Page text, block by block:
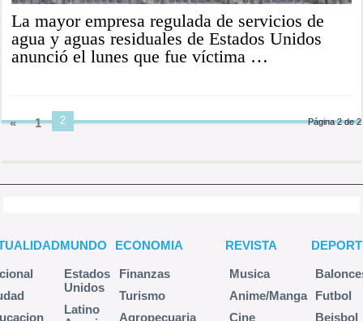
La mayor empresa regulada de servicios de
agua y aguas residuales de Estados Unidos
anunció el lunes que fue víctima …
Página 2 de 2
« 1 2
MUNDO
Estados
Unidos
Latino
ECONOMIA
Finanzas
Turismo
Agropecuaria
REVISTA
Musica
Anime/Manga
Cine
Futbol
Beisbol